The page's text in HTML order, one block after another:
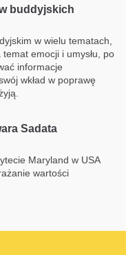
buddyjskich
w wielu tematach,
emocji i umysłu, po
informacje
wkład w poprawę
Sadata
Maryland w USA
wartości